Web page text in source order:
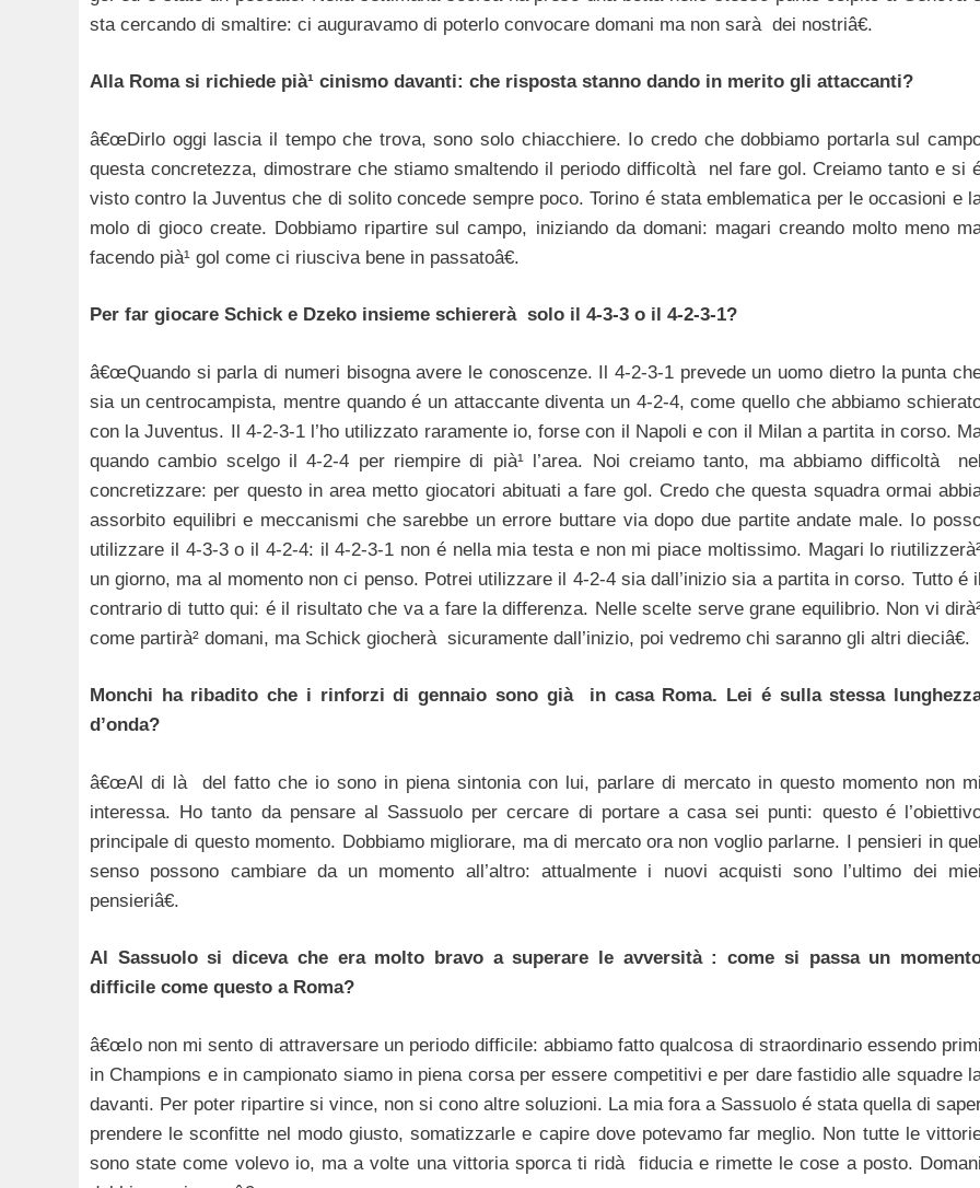
sta cercando di smaltire: ci auguravamo di poterlo convocare domani ma non sarà dei nostriâ€.
Alla Roma si richiede pià¹ cinismo davanti: che risposta stanno dando in merito gli attaccanti?
â€œDirlo oggi lascia il tempo che trova, sono solo chiacchiere. Io credo che dobbiamo portarla sul
questa concretezza, dimostrare che stiamo smaltendo il periodo difficoltà nel fare gol. Creiamo tanto e si
visto contro la Juventus che di solito concede sempre poco. Torino é stata emblematica per le occasioni e
molo di gioco create. Dobbiamo ripartire sul campo, iniziando da domani: magari creando molto meno
facendo pià¹ gol come ci riusciva bene in passatoâ€.
Per far giocare Schick e Dzeko insieme schiererà solo il 4-3-3 o il 4-2-3-1?
â€œQuando si parla di numeri bisogna avere le conoscenze. Il 4-2-3-1 prevede un uomo dietro la punta
sia un centrocampista, mentre quando é un attaccante diventa un 4-2-4, come quello che abbiamo
con la Juventus. Il 4-2-3-1 l’ho utilizzato raramente io, forse con il Napoli e con il Milan a partita in corso.
quando cambio scelgo il 4-2-4 per riempire di pià¹ l’area. Noi creiamo tanto, ma abbiamo difficoltà
concretizzare: per questo in area metto giocatori abituati a fare gol. Credo che questa squadra ormai
assorbito equilibri e meccanismi che sarebbe un errore buttare via dopo due partite andate male. Io
utilizzare il 4-3-3 o il 4-2-4: il 4-2-3-1 non é nella mia testa e non mi piace moltissimo. Magari lo
un giorno, ma al momento non ci penso. Potrei utilizzare il 4-2-4 sia dall’inizio sia a partita in corso. Tutto é
contrario di tutto qui: é il risultato che va a fare la differenza. Nelle scelte serve grane equilibrio. Non vi
come partirà² domani, ma Schick giocherà sicuramente dall’inizio, poi vedremo chi saranno gli altri dieciâ€.
Monchi ha ribadito che i rinforzi di gennaio sono già in casa Roma. Lei é sulla stessa
d’onda?
â€œAl di là del fatto che io sono in piena sintonia con lui, parlare di mercato in questo momento non
interessa. Ho tanto da pensare al Sassuolo per cercare di portare a casa sei punti: questo é
principale di questo momento. Dobbiamo migliorare, ma di mercato ora non voglio parlarne. I pensieri in
senso possono cambiare da un momento all’altro: attualmente i nuovi acquisti sono l’ultimo dei
pensieriâ€.
Al Sassuolo si diceva che era molto bravo a superare le avversità : come si passa un
difficile come questo a Roma?
â€œIo non mi sento di attraversare un periodo difficile: abbiamo fatto qualcosa di straordinario essendo
in Champions e in campionato siamo in piena corsa per essere competitivi e per dare fastidio alle squadre
davanti. Per poter ripartire si vince, non si cono altre soluzioni. La mia fora a Sassuolo é stata quella di
prendere le sconfitte nel modo giusto, somatizzarle e capire dove potevamo far meglio. Non tutte le
sono state come volevo io, ma a volte una vittoria sporca ti ridà fiducia e rimette le cose a posto.